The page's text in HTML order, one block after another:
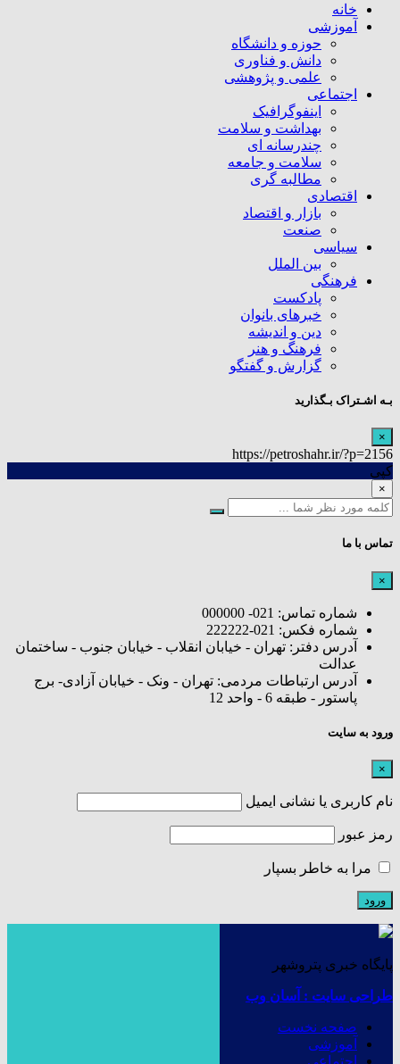
خانه
آموزشی
حوزه و دانشگاه
دانش و فناوری
علمی و پژوهشی
اجتماعی
اینفوگرافیک
بهداشت و سلامت
چندرسانه ای
سلامت و جامعه
مطالبه گری
اقتصادی
بازار و اقتصاد
صنعت
سیاسی
بین الملل
فرهنگی
پادکست
خبرهای بانوان
دین و اندیشه
فرهنگ و هنر
گزارش و گفتگو
بـه اشـتراک بـگذارید
×
https://petroshahr.ir/?p=2156
کپی
×
تماس با ما
×
شماره تماس: 021- 000000
شماره فکس: 021-222222
آدرس دفتر: تهران - خیابان انقلاب - خیابان جنوب - ساختمان
عدالت
آدرس ارتباطات مردمی: تهران - ونک - خیابان آزادی- برج
پاستور - طبقه 6 - واحد 12
ورود به سایت
×
نام کاربری یا نشانی ایمیل
رمز عبور
مرا به خاطر بسپار
پایگاه خبری پتروشهر
طراحی سایت : آسان وب
صفحه نخست
آموزشی
اجتماعی